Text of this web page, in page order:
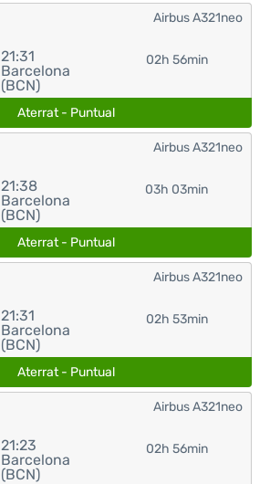
21:31
Barcelona
(BCN)
02h 56min
Airbus A321neo
Aterrat - Puntual
21:38
Barcelona
(BCN)
03h 03min
Airbus A321neo
Aterrat - Puntual
21:31
Barcelona
(BCN)
02h 53min
Airbus A321neo
Aterrat - Puntual
21:23
Barcelona
(BCN)
02h 56min
Airbus A321neo